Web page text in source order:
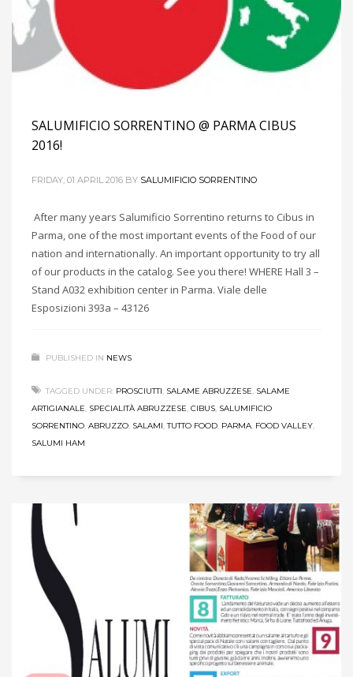
SALUMIFICIO SORRENTINO @ PARMA CIBUS
2016!
FRIDAY, 01 APRIL 2016 BY SALUMIFICIO SORRENTINO
After many years Salumificio Sorrentino returns to Cibus in
Parma, one of the most important events of the Food of our
nation and internationally. An important opportunity to try all
of our products in the catalog. See you there! WHERE Hall 3 –
Stand A032 exhibition center in Parma. Viale delle
Esposizioni 393a – 43126
PUBLISHED IN NEWS
TAGGED UNDER: PROSCIUTTI, SALAME ABRUZZESE, SALAME
ARTIGIANALE, SPECIALITÀ ABRUZZESE, CIBUS, SALUMIFICIO
SORRENTINO, ABRUZZO, SALAMI,TUTTO FOOD, PARMA, FOOD VALLEY,
SALUMI HAM